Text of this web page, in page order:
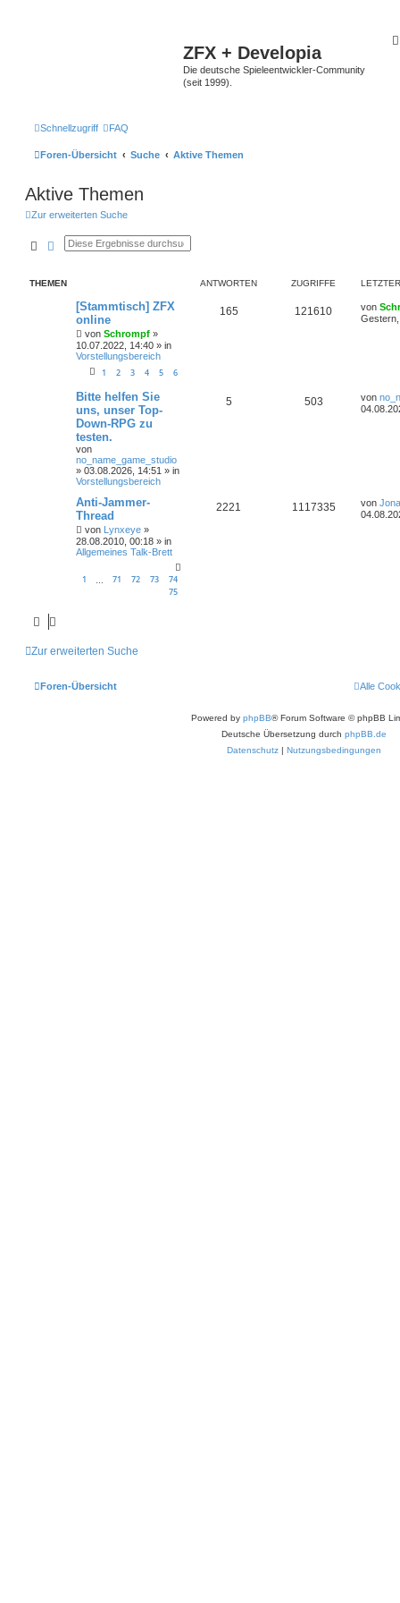
ZFX + Developia
Die deutsche Spieleentwickler-Community
(seit 1999).
Schnellzugriff FAQ
Foren-Übersicht Suche Aktive Themen
Aktive Themen
Zur erweiterten Suche
SucheErweiterte Suche
THEMEN ANTWORTEN ZUGRIFFE
[Stammtisch] ZFX
online
von Schrompf »
10.07.2022, 14:40 » in
Vorstellungsbereich
1 2 3 4 5 6
165 121610 von
Bitte helfen Sie
uns, unser Top-
Down-RPG zu
testen.
von
no_name_game_studio
» 03.08.2026, 14:51 » in
Vorstellungsbereich
5 503 von
Anti-Jammer-
Thread
von Lynxeye »
28.08.2010, 00:18 » in
Allgemeines Talk-Brett
1 71 72 73
74
75
2221 1117335 von
Zur erweiterten Suche
Foren-Übersicht Alle
Powered by phpBB® Forum Software © phpBB
Deutsche Übersetzung durch phpBB.de
Datenschutz | Nutzungsbedingungen